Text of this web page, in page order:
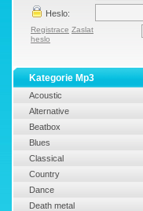
Heslo:
Registrace Zaslat
heslo
Kategorie Mp3
Acoustic
Alternative
Beatbox
Blues
Classical
Country
Dance
Death metal